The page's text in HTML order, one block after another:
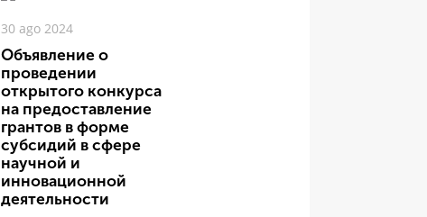
30 ago 2024
Объявление о
проведении
открытого конкурса
на предоставление
грантов в форме
субсидий в сфере
научной и
инновационной
деятельности